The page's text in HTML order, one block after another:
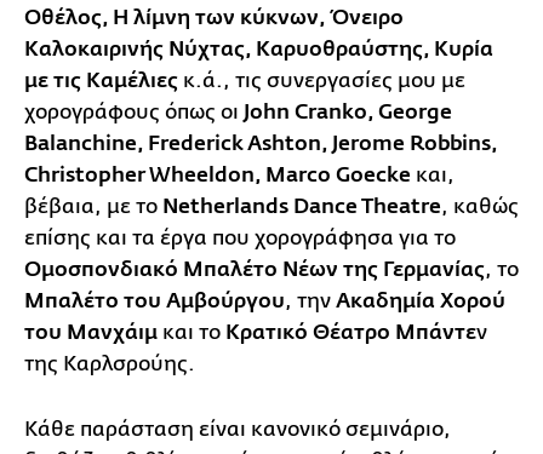
Οθέλος, Η λίμνη των κύκνων, Όνειρο
Καλοκαιρινής Νύχτας, Καρυοθραύστης, Κυρία
με τις Καμέλιες κ.ά., τις συνεργασίες μου με
χορογράφους όπως οι John Cranko, George
Balanchine, Frederick Ashton, Jerome Robbins,
Christopher Wheeldon, Marco Goecke και,
βέβαια, με το Netherlands Dance Theatre, καθώς
επίσης και τα έργα που χορογράφησα για το
Ομοσπονδιακό Μπαλέτο Νέων της Γερμανίας, το
Μπαλέτο του Αμβούργου, την Ακαδημία Χορού
του Μανχάιμ και το Κρατικό Θέατρο Μπάντεν
της Καρλσρούης.
Κάθε παράσταση είναι κανονικό σεμινάριο,